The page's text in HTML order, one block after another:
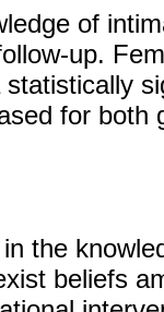
of
up.
for both
the
beliefs